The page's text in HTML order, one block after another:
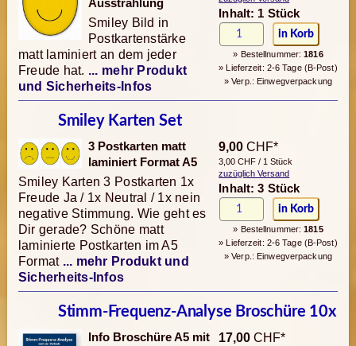
Inhalt: 1 Stück
» Bestellnummer:1816
» Lieferzeit: 2-6 Tage (B-Post)
» Verp.: Einwegverpackung
Ausstrahlung
Smiley Bild in
Postkartenstärke
matt laminiert an dem jeder
Freude hat. ... mehr Produkt
und Sicherheits-Infos
Smiley Karten Set
9,00 CHF*
3,00 CHF / 1 Stück
zuzüglich Versand
Inhalt: 3 Stück
» Bestellnummer:1815
» Lieferzeit: 2-6 Tage (B-Post)
» Verp.: Einwegverpackung
3 Postkarten matt
laminiert Format A5
Smiley Karten 3 Postkarten 1x
Freude Ja / 1x Neutral / 1x nein
negative Stimmung. Wie geht es
Dir gerade? Schöne matt
laminierte Postkarten im A5
Format ... mehr Produkt und
Sicherheits-Infos
Stimm-Frequenz-Analyse Broschüre 10x
17,00 CHF*
Info Broschüre A5 mit